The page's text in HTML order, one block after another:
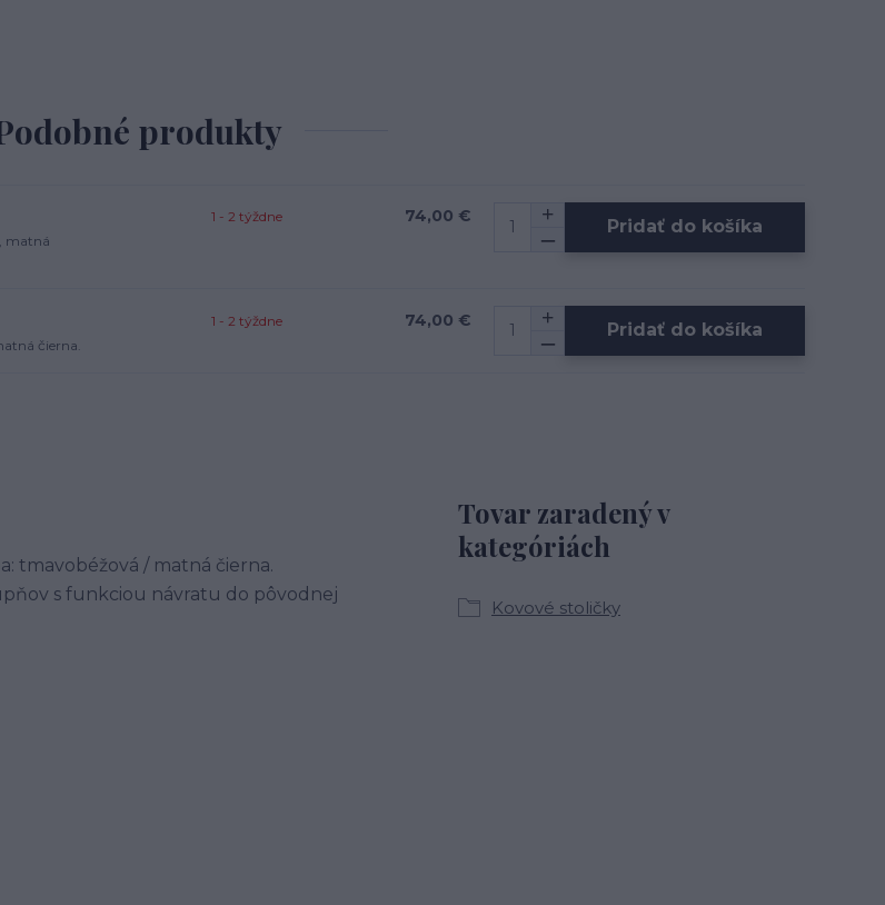
produkty
matná
74,00 €
1 - 2 týždne Pridať do košíka
čierna.
74,00 €
1 - 2 týždne Pridať do košíka
tmavobéžová / matná čierna.
s funkciou návratu do pôvodnej
Tovar zaradený v
kategóriách
Kovové stoličky